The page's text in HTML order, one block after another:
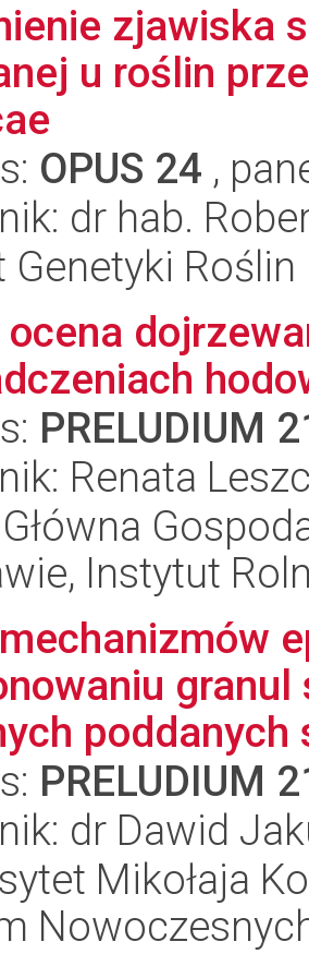
zjawiska
u roślin
OPUS 24 ,
dr hab.
Genetyki Roślin
ocena
PRELUDIUM
Renata
Główna
Instytut
mechanizmów
granul
poddanych
PRELUDIUM
dr Dawid
Mikołaja